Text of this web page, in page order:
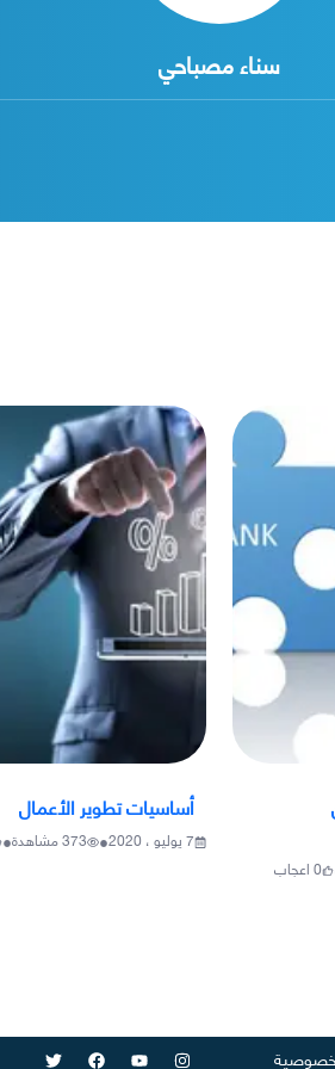
سناء مصباحي
0اعجاب
أساسيات تطوير الأعمال
7 يوليو ، 2020 •
373مشاهدة•